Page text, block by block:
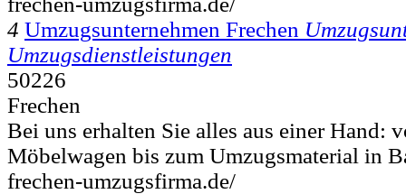
4 Umzugsunternehmen Frechen
Umzugsdienstleistungen
50226
Frechen
Bei uns erhalten Sie alles aus einer Hand:
Möbelwagen bis zum Umzugsmaterial in
frechen-umzugsfirma.de/